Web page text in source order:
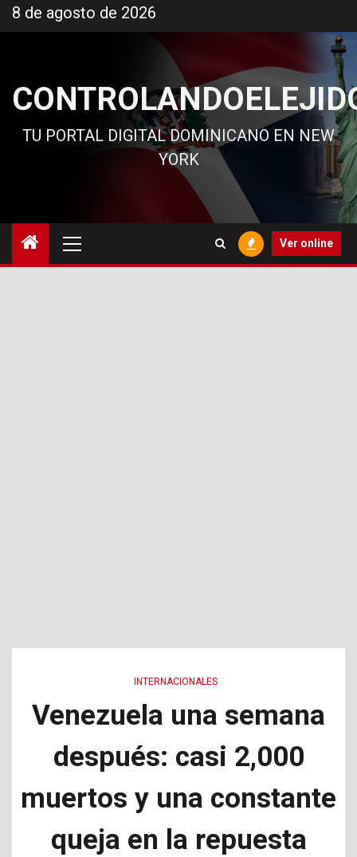
al
8 de agosto de 2026
TU PORTAL DIGITAL DOMINICANO EN NEW
YORK
principal
Ver online
INTERNACIONALES
Venezuela una semana
después: casi 2,000
muertos y una constante
queja en la repuesta